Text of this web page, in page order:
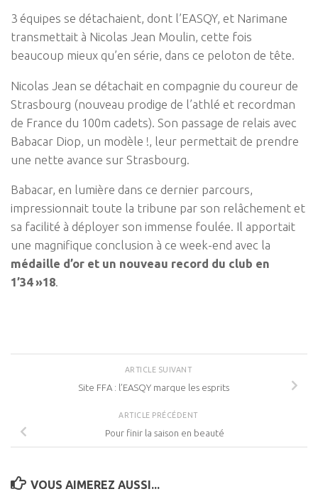
3 équipes se détachaient, dont l’EASQY, et Narimane
transmettait à Nicolas Jean Moulin, cette fois
beaucoup mieux qu’en série, dans ce peloton de tête.
Nicolas Jean se détachait en compagnie du coureur de
Strasbourg (nouveau prodige de l’athlé et recordman
de France du 100m cadets). Son passage de relais avec
Babacar Diop, un modèle !, leur permettait de prendre
une nette avance sur Strasbourg.
Babacar, en lumière dans ce dernier parcours,
impressionnait toute la tribune par son relâchement et
sa facilité à déployer son immense foulée. Il apportait
une magnifique conclusion à ce week-end avec la
médaille d’or et un nouveau record du club en
1’34 »18.
ARTICLE SUIVANT
Site FFA : l’EASQY marque les esprits
ARTICLE PRÉCÉDENT
Pour finir la saison en beauté
VOUS AIMEREZ AUSSI...